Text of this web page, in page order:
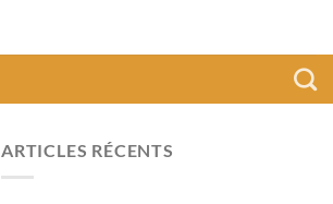
ARTICLES RÉCENTS